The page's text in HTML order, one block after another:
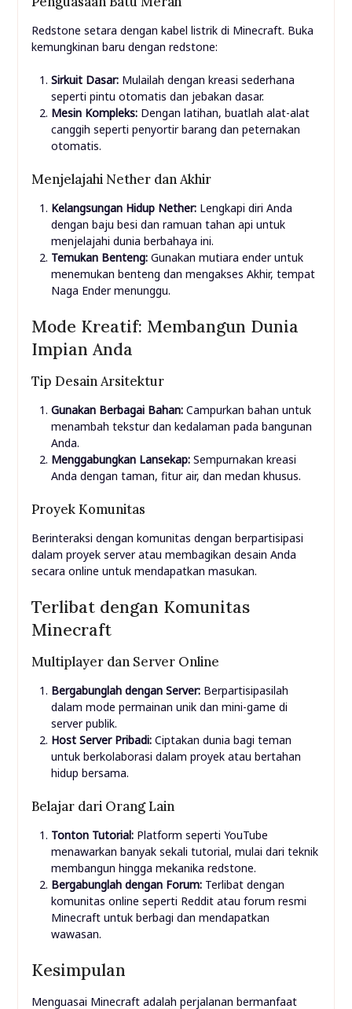
Redstone setara dengan kabel listrik di Minecraft. Buka
kemungkinan baru dengan redstone:
Sirkuit Dasar:Mulailah dengan kreasi sederhana
seperti pintu otomatis dan jebakan dasar.
Mesin Kompleks:Dengan latihan, buatlah alat-alat
canggih seperti penyortir barang dan peternakan
otomatis.
Menjelajahi Nether dan Akhir
Kelangsungan Hidup Nether:Lengkapi diri Anda
dengan baju besi dan ramuan tahan api untuk
menjelajahi dunia berbahaya ini.
Temukan Benteng:Gunakan mutiara ender untuk
menemukan benteng dan mengakses Akhir, tempat
Naga Ender menunggu.
Mode Kreatif: Membangun Dunia
Impian Anda
Tip Desain Arsitektur
Gunakan Berbagai Bahan:Campurkan bahan untuk
menambah tekstur dan kedalaman pada bangunan
Anda.
Menggabungkan Lansekap:Sempurnakan kreasi
Anda dengan taman, fitur air, dan medan khusus.
Proyek Komunitas
Berinteraksi dengan komunitas dengan berpartisipasi
dalam proyek server atau membagikan desain Anda
secara online untuk mendapatkan masukan.
Terlibat dengan Komunitas
Minecraft
Multiplayer dan Server Online
Bergabunglah dengan Server:Berpartisipasilah
dalam mode permainan unik dan mini-game di
server publik.
Host Server Pribadi:Ciptakan dunia bagi teman
untuk berkolaborasi dalam proyek atau bertahan
hidup bersama.
Belajar dari Orang Lain
Tonton Tutorial:Platform seperti YouTube
menawarkan banyak sekali tutorial, mulai dari teknik
membangun hingga mekanika redstone.
Bergabunglah dengan Forum:Terlibat dengan
komunitas online seperti Reddit atau forum resmi
Minecraft untuk berbagi dan mendapatkan
wawasan.
Kesimpulan
Menguasai Minecraft adalah perjalanan bermanfaat